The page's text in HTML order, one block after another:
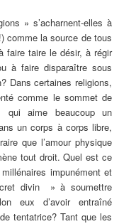
» s’acharnent-elles à
comme la source de tous
faire taire le désir, à régir
à faire disparaître sous
Dans certaines religions,
comme le sommet de
qui aime beaucoup un
un corps à corps libre,
que l’amour physique
tout droit. Quel est ce
impunément et
divin » à soumettre
eux d’avoir entraîné
tentatrice? Tant que les